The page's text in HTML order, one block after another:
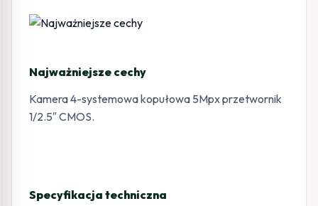
Najważniejsze cechy
Kamera 4-systemowa kopułowa 5Mpx przetwornik
1/2.5″ CMOS.
Specyfikacja techniczna